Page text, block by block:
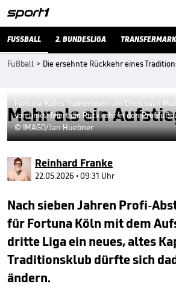
FUSSBALL 2. BUNDESLIGA
Fußball > Die ersehnte Rückkehr eines
Mehr als ein
Fortuna Kölns Trainerteam um Chefcoach
von links) feiert die Rückkehr in den
© IMAGO/Jan Huebner
Reinhard Franke
22.05.2026 • 09:31 Uhr
Nach sieben Jahren Profi-
für Fortuna Köln mit dem
dritte Liga ein neues, altes
Traditionsklub dürfte sich
ändern.